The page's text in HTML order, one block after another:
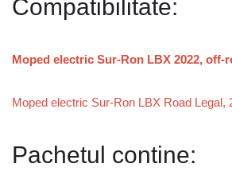
Compatibilitate:
Moped electric Sur-Ron LBX 2022, off-
Moped electric Sur-Ron LBX Road Legal,
Pachetul contine: